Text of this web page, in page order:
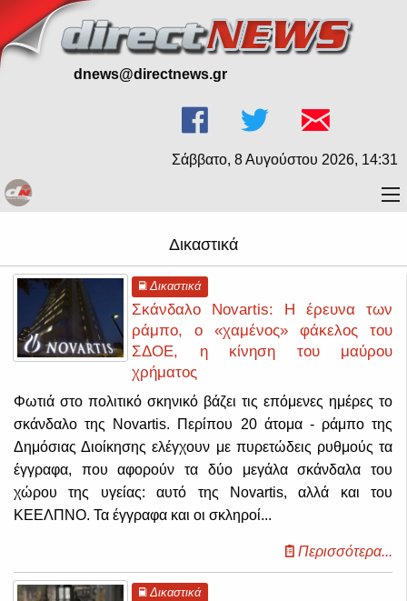
dnews@directnews.gr
Σάββατο, 8 Αυγούστου 2026, 14:31
Δικαστικά
Δικαστικά
Σκάνδαλο Novartis: Η έρευνα των
ράμπο, ο «χαμένος» φάκελος του
ΣΔΟΕ, η κίνηση του μαύρου
χρήματος
Φωτιά στο πολιτικό σκηνικό βάζει τις επόμενες ημέρες το
σκάνδαλο της Novartis. Περίπου 20 άτομα - ράμπο της
Δημόσιας Διοίκησης ελέγχουν με πυρετώδεις ρυθμούς τα
έγγραφα, που αφορούν τα δύο μεγάλα σκάνδαλα του
χώρου της υγείας: αυτό της Novartis, αλλά και του
ΚΕΕΛΠΝΟ. Τα έγγραφα και οι σκληροί...
Περισσότερα...
Δικαστικά